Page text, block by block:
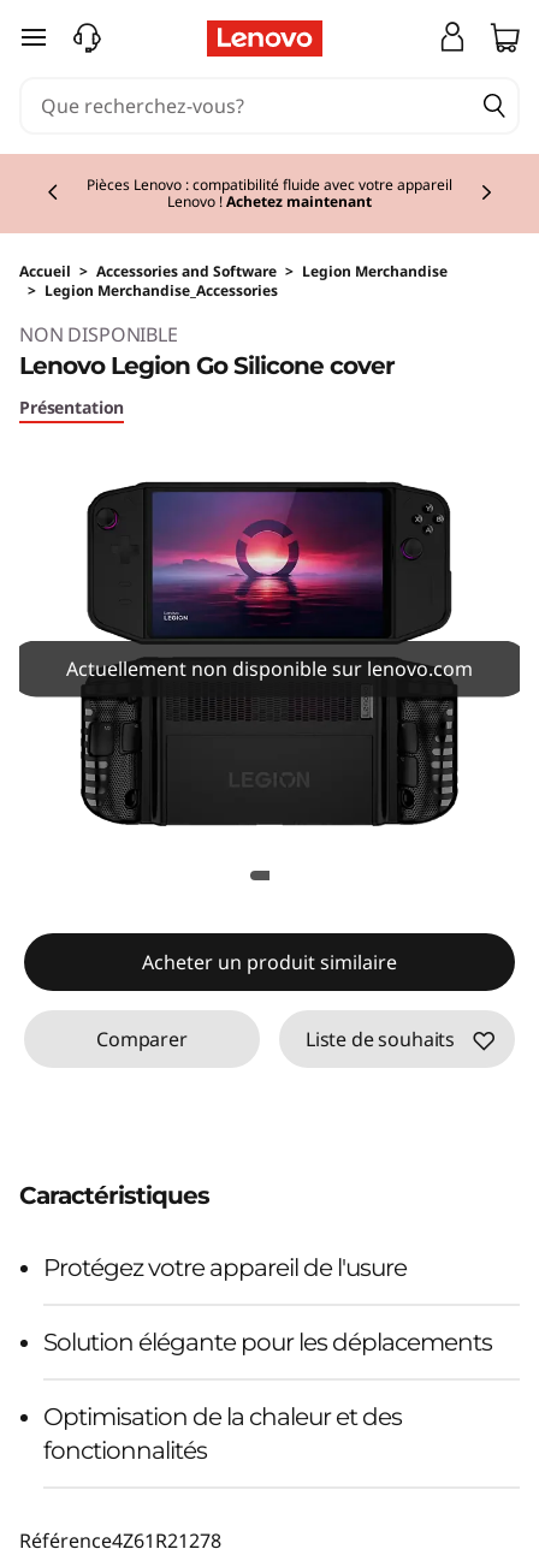
passer au contenu principal
Pièces Lenovo : compatibilité fluide avec votre appareil
Lenovo !Achetez maintenant
Accueil > Accessories and Software > Legion Merchandise
> Legion Merchandise_Accessories
NON DISPONIBLE
Lenovo Legion Go Silicone cover
Présentation
Actuellement non disponible sur lenovo.com
Acheter un produit similaire
Comparer Liste de souhaits
Caractéristiques
Protégez votre appareil de l'usure
Solution élégante pour les déplacements
Optimisation de la chaleur et des
fonctionnalités
Référence4Z61R21278